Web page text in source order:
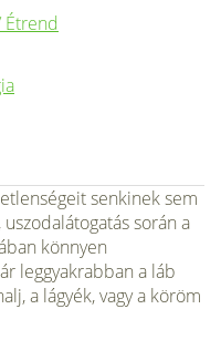
senkinek sem
során a
könnyen
leggyakrabban a láb
a lágyék, vagy a köröm